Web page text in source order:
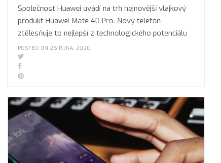
Společnost Huawei uvádí na trh nejnovější vlajkový
produkt Huawei Mate 40 Pro. Nový telefon
ztělesňuje to nejlepší z technologického potenciálu
POSTED ON 26 ŘÍJNA, 2020